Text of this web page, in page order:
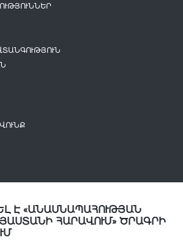
Է «ԱՆԱՍՆԱՊԱՀՈՒԹՅԱՆ
ՀԱՐԱՎՈՒՄ» ԾՐԱԳՐԻ